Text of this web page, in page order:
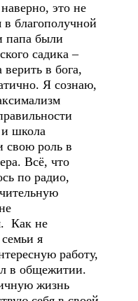
это не
благополучной
папа были
садика –
в бога,
Я сознаю,
школа
свою роль в
Всё, что
по радио,
Как не
я
работу,
в общежитии.
жизнь